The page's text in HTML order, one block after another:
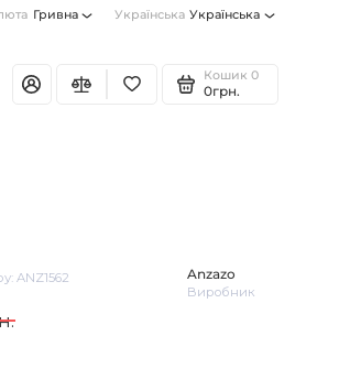
Гривна Українська Українська
Кошик 0
0грн.
ANZ1562
Anzazo
Виробник